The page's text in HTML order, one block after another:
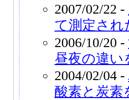
2007/02/22 -
て測定され
2006/10/20 -
昼夜の違い
2004/02/04 -
酸素と炭素